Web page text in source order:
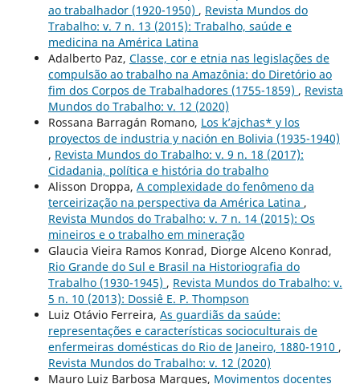
ao trabalhador (1920-1950) , Revista Mundos do
Trabalho: v. 7 n. 13 (2015): Trabalho, saúde e
medicina na América Latina
Adalberto Paz, Classe, cor e etnia nas legislações de
compulsão ao trabalho na Amazônia: do Diretório ao
fim dos Corpos de Trabalhadores (1755-1859) , Revista
Mundos do Trabalho: v. 12 (2020)
Rossana Barragán Romano, Los k’ajchas* y los
proyectos de industria y nación en Bolivia (1935-1940)
, Revista Mundos do Trabalho: v. 9 n. 18 (2017):
Cidadania, política e história do trabalho
Alisson Droppa, A complexidade do fenômeno da
terceirização na perspectiva da América Latina ,
Revista Mundos do Trabalho: v. 7 n. 14 (2015): Os
mineiros e o trabalho em mineração
Glaucia Vieira Ramos Konrad, Diorge Alceno Konrad,
Rio Grande do Sul e Brasil na Historiografia do
Trabalho (1930-1945) , Revista Mundos do Trabalho: v.
5 n. 10 (2013): Dossiê E. P. Thompson
Luiz Otávio Ferreira, As guardiãs da saúde:
representações e características socioculturais de
enfermeiras domésticas do Rio de Janeiro, 1880-1910 ,
Revista Mundos do Trabalho: v. 12 (2020)
Mauro Luiz Barbosa Marques, Movimentos docentes